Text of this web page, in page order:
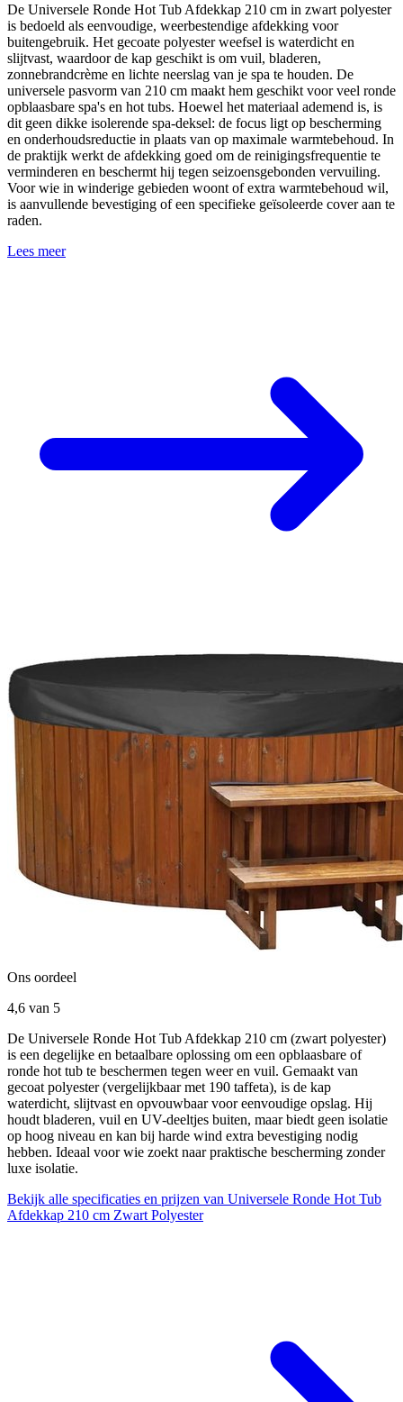
De Universele Ronde Hot Tub Afdekkap 210 cm in zwart polyester
is bedoeld als eenvoudige, weerbestendige afdekking voor
buitengebruik. Het gecoate polyester weefsel is waterdicht en
slijtvast, waardoor de kap geschikt is om vuil, bladeren,
zonnebrandcrème en lichte neerslag van je spa te houden. De
universele pasvorm van 210 cm maakt hem geschikt voor veel ronde
opblaasbare spa's en hot tubs. Hoewel het materiaal ademend is, is
dit geen dikke isolerende spa-deksel: de focus ligt op bescherming
en onderhoudsreductie in plaats van op maximale warmtebehoud. In
de praktijk werkt de afdekking goed om de reinigingsfrequentie te
verminderen en beschermt hij tegen seizoensgebonden vervuiling.
Voor wie in winderige gebieden woont of extra warmtebehoud wil,
is aanvullende bevestiging of een specifieke geïsoleerde cover aan te
raden.
Lees meer
Ons oordeel
4,6 van 5
De Universele Ronde Hot Tub Afdekkap 210 cm (zwart polyester)
is een degelijke en betaalbare oplossing om een opblaasbare of
ronde hot tub te beschermen tegen weer en vuil. Gemaakt van
gecoat polyester (vergelijkbaar met 190 taffeta), is de kap
waterdicht, slijtvast en opvouwbaar voor eenvoudige opslag. Hij
houdt bladeren, vuil en UV-deeltjes buiten, maar biedt geen isolatie
op hoog niveau en kan bij harde wind extra bevestiging nodig
hebben. Ideaal voor wie zoekt naar praktische bescherming zonder
luxe isolatie.
Bekijk alle specificaties en prijzen van Universele Ronde Hot Tub
Afdekkap 210 cm Zwart Polyester